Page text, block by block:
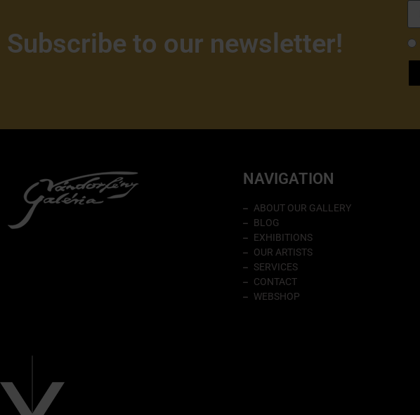
Subscribe to our newsletter!
NAVIGATION
ABOUT OUR GALLERY
BLOG
EXHIBITIONS
OUR ARTISTS
SERVICES
CONTACT
WEBSHOP